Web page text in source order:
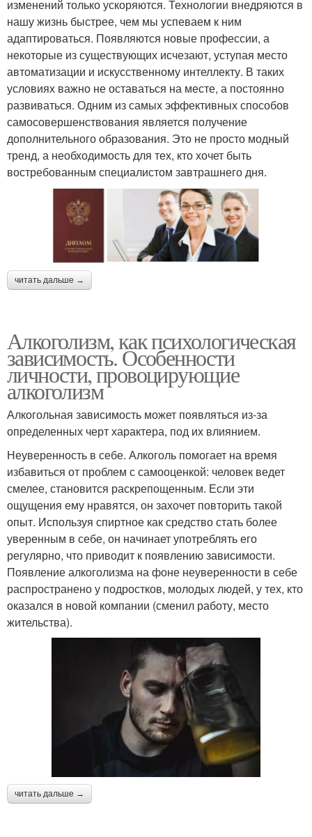
изменений только ускоряются. Технологии внедряются в
нашу жизнь быстрее, чем мы успеваем к ним
адаптироваться. Появляются новые профессии, а
некоторые из существующих исчезают, уступая место
автоматизации и искусственному интеллекту. В таких
условиях важно не оставаться на месте, а постоянно
развиваться. Одним из самых эффективных способов
самосовершенствования является получение
дополнительного образования. Это не просто модный
тренд, а необходимость для тех, кто хочет быть
востребованным специалистом завтрашнего дня.
читать дальше →
Алкоголизм, как психологическая
зависимость. Особенности
личности, провоцирующие
алкоголизм
Алкогольная зависимость может появляться из-за
определенных черт характера, под их влиянием.
Неуверенность в себе. Алкоголь помогает на время
избавиться от проблем с самооценкой: человек ведет
смелее, становится раскрепощенным. Если эти
ощущения ему нравятся, он захочет повторить такой
опыт. Используя спиртное как средство стать более
уверенным в себе, он начинает употреблять его
регулярно, что приводит к появлению зависимости.
Появление алкоголизма на фоне неуверенности в себе
распространено у подростков, молодых людей, у тех, кто
оказался в новой компании (сменил работу, место
жительства).
читать дальше →